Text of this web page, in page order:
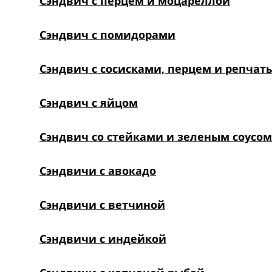
Сэндвич с помидорами
Сэндвич с сосисками, перцем и
Сэндвич с яйцом
Сэндвич со стейками и зеленым соусом
Сэндвичи с авокадо
Сэндвичи с ветчиной
Сэндвичи с индейкой